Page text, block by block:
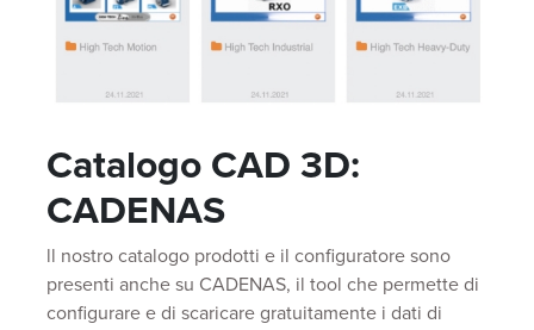
Catalogo CAD 3D:
CADENAS
ll nostro catalogo prodotti e il configuratore sono
presenti anche su CADENAS, il tool che permette di
configurare e di scaricare gratuitamente i dati di